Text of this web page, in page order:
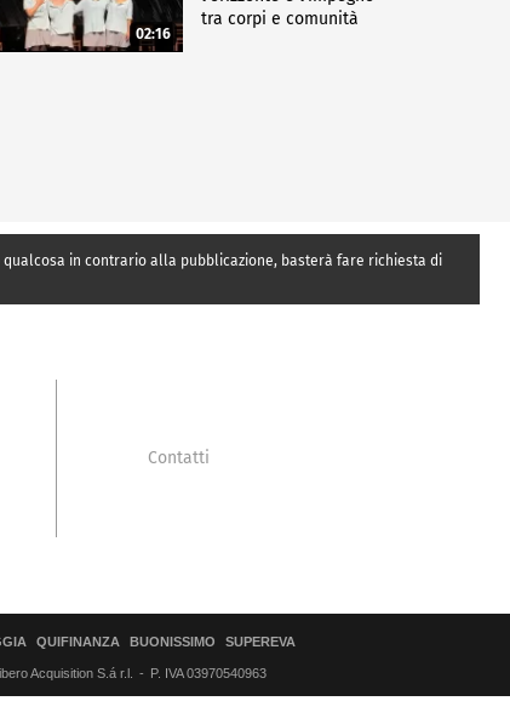
02:16
tra corpi e comunità
in contrario alla pubblicazione, basterà fare richiesta di
Contatti
QUIFINANZA BUONISSIMO SUPEREVA
Acquisition S.á r.l. P. IVA 03970540963